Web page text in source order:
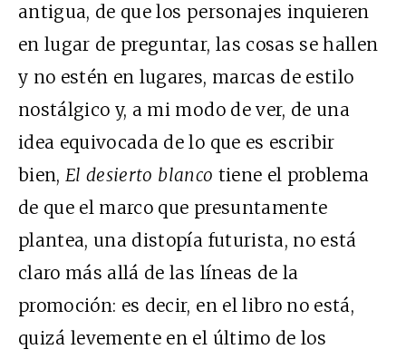
antigua, de que los personajes inquieren
en lugar de preguntar, las cosas se hallen
y no estén en lugares, marcas de estilo
nostálgico y, a mi modo de ver, de una
idea equivocada de lo que es escribir
bien,El desierto blanco tiene el problema
de que el marco que presuntamente
plantea, una distopía futurista, no está
claro más allá de las líneas de la
promoción: es decir, en el libro no está,
quizá levemente en el último de los